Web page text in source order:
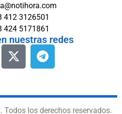
412 3126501
424 5171861
nuestras redes
Todos los derechos reservados.